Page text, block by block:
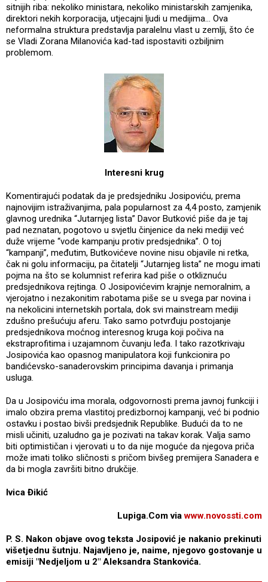
sitnijih riba: nekoliko ministara, nekoliko ministarskih zamjenika,
direktori nekih korporacija, utjecajni ljudi u medijima… Ova
neformalna struktura predstavlja paralelnu vlast u zemlji, što će
se Vladi Zorana Milanovića kad-tad ispostaviti ozbiljnim
problemom.
Interesni krug
Komentirajući podatak da je predsjedniku Josipoviću, prema
najnovijim istraživanjima, pala popularnost za 4,4 posto, zamjenik
glavnog urednika “Jutarnjeg lista” Davor Butković piše da je taj
pad neznatan, pogotovo u svjetlu činjenice da neki mediji već
duže vrijeme “vode kampanju protiv predsjednika”. O toj
“kampanji”, međutim, Butkovićeve novine nisu objavile ni retka,
čak ni golu informaciju, pa čitatelji “Jutarnjeg lista” ne mogu imati
pojma na što se kolumnist referira kad piše o otkliznuću
predsjednikova rejtinga. O Josipovićevim krajnje nemoralnim, a
vjerojatno i nezakonitim rabotama piše se u svega par novina i
na nekolicini internetskih portala, dok svi mainstream mediji
zdušno prešućuju aferu. Tako samo potvrđuju postojanje
predsjednikova moćnog interesnog kruga koji počiva na
ekstraprofitima i uzajamnom čuvanju leđa. I tako razotkrivaju
Josipovića kao opasnog manipulatora koji funkcionira po
bandićevsko-sanaderovskim principima davanja i primanja
usluga.
Da u Josipoviću ima morala, odgovornosti prema javnoj funkciji i
imalo obzira prema vlastitoj predizbornoj kampanji, već bi podnio
ostavku i postao bivši predsjednik Republike. Budući da to ne
misli učiniti, uzaludno ga je pozivati na takav korak. Valja samo
biti optimističan i vjerovati u to da nije moguće da njegova priča
može imati toliko sličnosti s pričom bivšeg premijera Sanadera e
da bi mogla završiti bitno drukčije.
Ivica Đikić
Lupiga.Com viawww.novossti.com
P. S. Nakon objave ovog teksta Josipović je nakanio prekinuti
višetjednu šutnju. Najavljeno je, naime, njegovo gostovanje u
emisiji "Nedjeljom u 2" Aleksandra Stankovića.